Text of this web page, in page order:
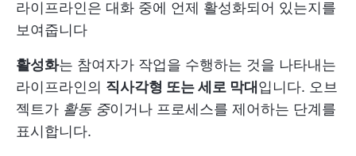
라이프라인은 대화 중에 언제 활성화되어 있는지를
보여줍니다
활성화는 참여자가 작업을 수행하는 것을 나타내는
라이프라인의 직사각형 또는 세로 막대 입니다. 오브
젝트가 활동 중이거나 프로세스를 제어하는 단계를
표시합니다.